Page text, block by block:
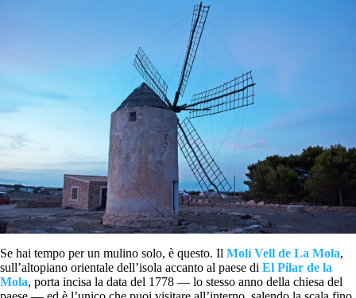
Se hai tempo per un mulino solo, è questo. Il Molí Vell de La Mola,
sull’altopiano orientale dell’isola accanto al paese di El Pilar de la
Mola, porta incisa la data del 1778 — lo stesso anno della chiesa del